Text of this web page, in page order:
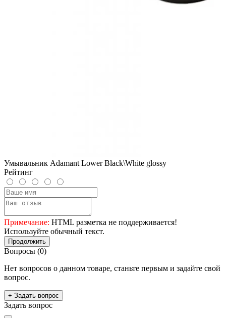
Умывальник Adamant Lower Black\White glossy
Рейтинг
Примечание: HTML разметка не поддерживается!
Используйте обычный текст.
Продолжить
Вопросы (0)
Нет вопросов о данном товаре, станьте первым и задайте свой
вопрос.
+ Задать вопрос
Задать вопрос